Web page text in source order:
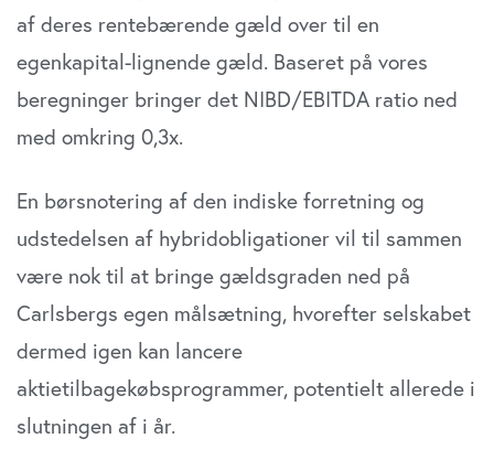
af deres rentebærende gæld over til en
egenkapital-lignende gæld. Baseret på vores
beregninger bringer det NIBD/EBITDA ratio ned
med omkring 0,3x.
En børsnotering af den indiske forretning og
udstedelsen af hybridobligationer vil til sammen
være nok til at bringe gældsgraden ned på
Carlsbergs egen målsætning, hvorefter selskabet
dermed igen kan lancere
aktietilbagekøbsprogrammer, potentielt allerede i
slutningen af i år.